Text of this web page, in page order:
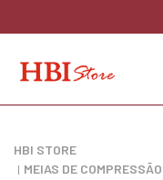
HBI STORE
MEIAS DE COMPRESSÃO